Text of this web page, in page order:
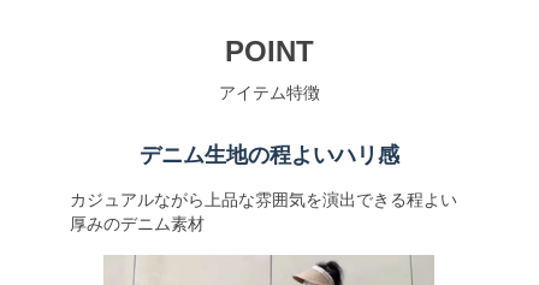
POINT
アイテム特徴
デニム生地の程よいハリ感
カジュアルながら上品な雰囲気を演出できる程よい
厚みのデニム素材